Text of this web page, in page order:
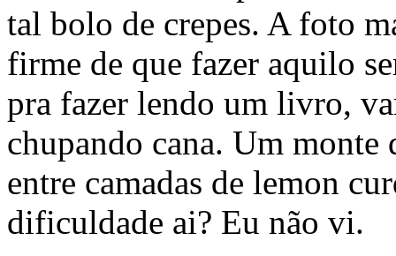
tal bolo de crepes. A foto
firme de que fazer aquilo
pra fazer lendo um livro,
chupando cana. Um monte
entre camadas de lemon
dificuldade ai? Eu não vi.